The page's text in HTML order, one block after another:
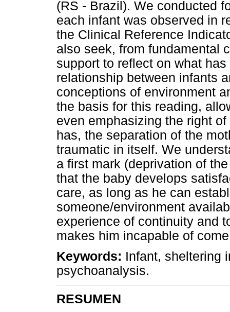
(RS - Brazil). We conducted
each infant was observed in
the Clinical Reference
also seek, from fundamental
support to reflect on what
relationship between infants
conceptions of environment
the basis for this reading,
even emphasizing the right
has, the separation of the
traumatic in itself. We
a first mark (deprivation of
that the baby develops
care, as long as he can
someone/environment
experience of continuity and
makes him incapable of
Keywords: Infant, sheltering
psychoanalysis.
RESUMEN